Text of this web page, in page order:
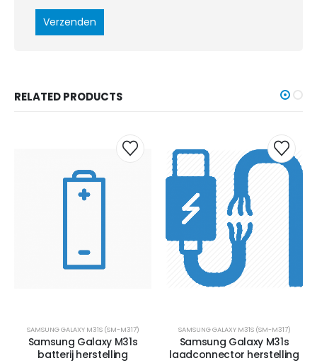
RELATED PRODUCTS
SAMSUNG GALAXY M31S (SM-M317)
Samsung Galaxy M31s
batterij herstelling
SAMSUNG GALAXY M31S (SM-M317)
Samsung Galaxy M31s
laadconnector herstelling